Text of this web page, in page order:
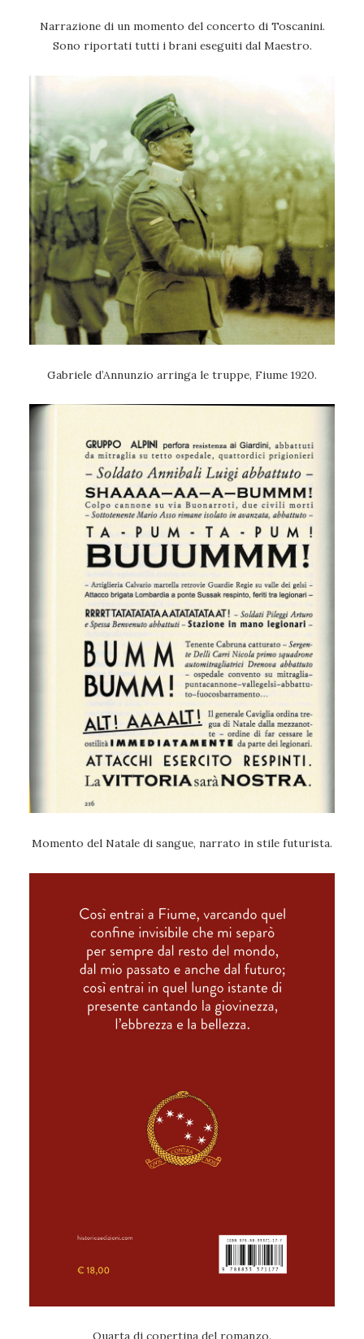
Narrazione di un momento del concerto di Toscanini.
Sono riportati tutti i brani eseguiti dal Maestro.
Gabriele d’Annunzio arringa le truppe, Fiume 1920.
Momento del Natale di sangue, narrato in stile futurista.
Quarta di copertina del romanzo.